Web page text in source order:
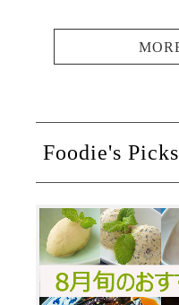
Foodie's Picks